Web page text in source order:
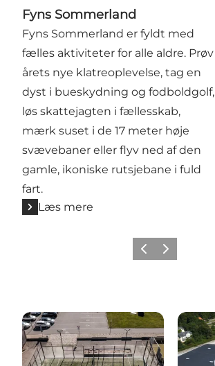
Fyns Sommerland
Fyns Sommerland er fyldt med
fælles aktiviteter for alle aldre. Prøv
årets nye klatreoplevelse, tag en
dyst i bueskydning og fodboldgolf,
løs skattejagten i fællesskab,
mærk suset i de 17 meter høje
svævebaner eller flyv ned af den
gamle, ikoniske rutsjebane i fuld
fart.
Læs mere
ForrigeNæste